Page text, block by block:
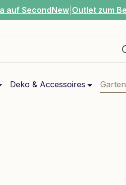
auf SecondNew Outlet zum
Deko & Accessoires